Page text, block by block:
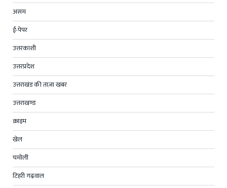
असम
ई-पेपर
उत्तरकाशी
उत्तरप्रदेश
उत्तराखंड की ताज़ा खबर
उत्तराखण्ड
क्राइम
खेल
चमोली
टिहरी गढ़वाल